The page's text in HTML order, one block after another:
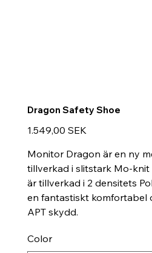
Dragon Safety Shoe
Preis
1.549,00 SEK
Monitor Dragon är en ny
tillverkad i slitstark Mo-knit
är tillverkad i 2 densitets
en fantastiskt komfortabel
APT skydd.
Color